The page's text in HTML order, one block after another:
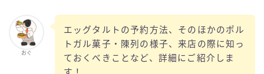
おぐ
エッグタルトの予約方法、そのほかのポル
トガル菓子・陳列の様子、来店の際に知っ
ておくべきことなど、詳細にご紹介しま